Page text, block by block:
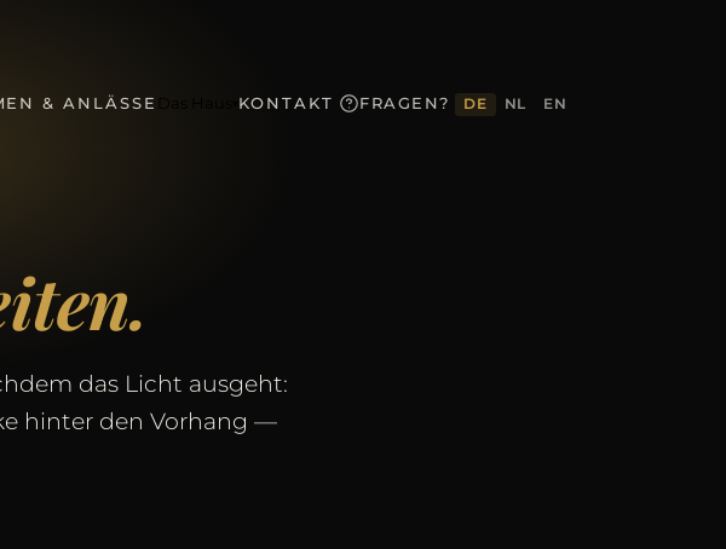
& ANLÄSSE KONTAKT FRAGEN? DE NL EN
das Licht ausgeht:
hinter den Vorhang —